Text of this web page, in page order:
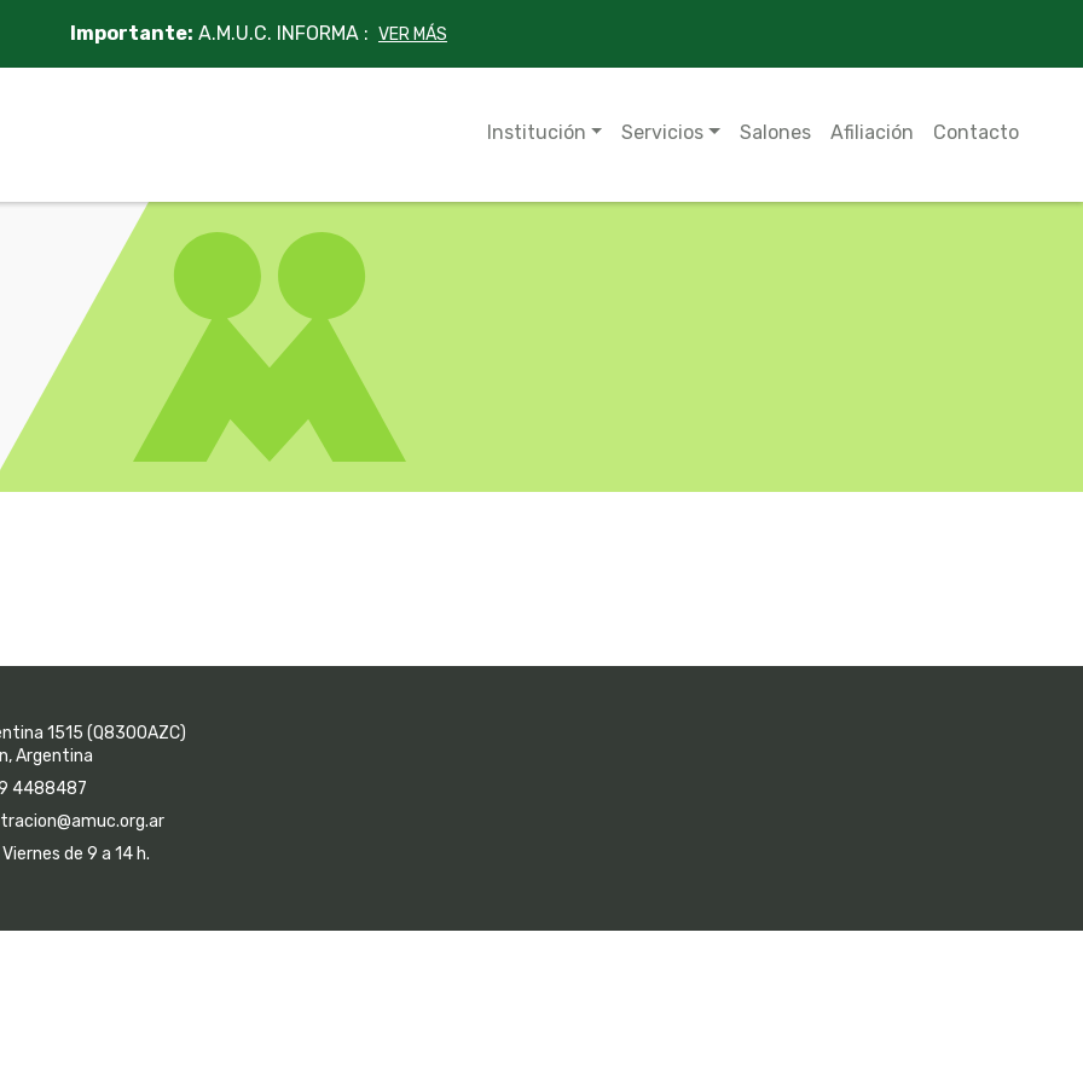
Importante: A.M.U.C. INFORMA : VER MÁS
Institución Servicios Salones Afiliación Contacto
1515 (Q8300AZC)
Argentina
4488487
de 9 a 14 h.